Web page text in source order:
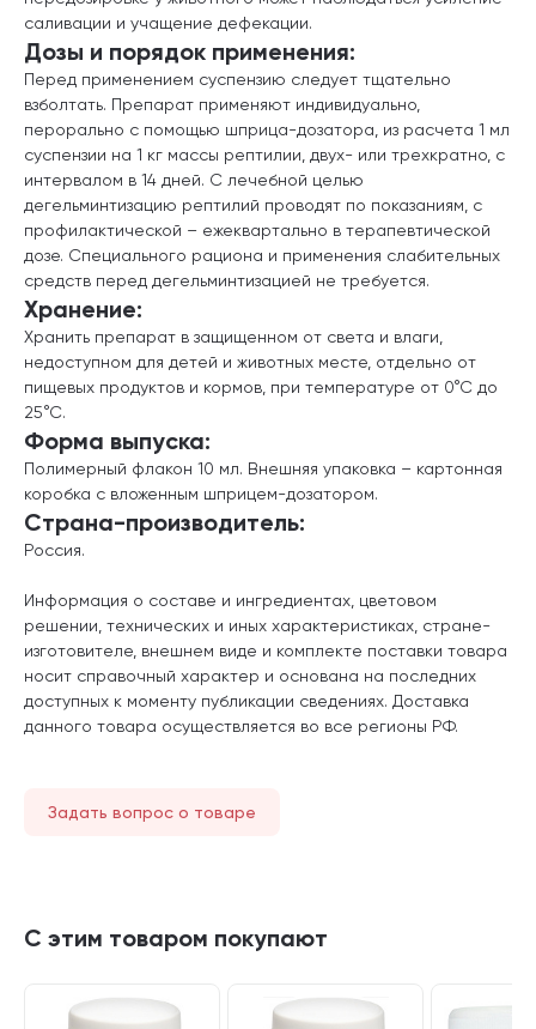
саливации и учащение дефекации.
Дозы и порядок применения:
Перед применением суспензию следует тщательно
взболтать. Препарат применяют индивидуально,
перорально с помощью шприца-дозатора, из расчета 1 мл
суспензии на 1 кг массы рептилии, двух- или трехкратно, с
интервалом в 14 дней. С лечебной целью
дегельминтизацию рептилий проводят по показаниям, с
профилактической – ежеквартально в терапевтической
дозе. Специального рациона и применения слабительных
средств перед дегельминтизацией не требуется.
Хранение:
Хранить препарат в защищенном от света и влаги,
недоступном для детей и животных месте, отдельно от
пищевых продуктов и кормов, при температуре от 0°С до
25°С.
Форма выпуска:
Полимерный флакон 10 мл. Внешняя упаковка – картонная
коробка с вложенным шприцем-дозатором.
Страна-производитель:
Россия.
Информация о составе и ингредиентах, цветовом
решении, технических и иных характеристиках, стране-
изготовителе, внешнем виде и комплекте поставки товара
носит справочный характер и основана на последних
доступных к моменту публикации сведениях. Доставка
данного товара осуществляется во все регионы РФ.
Задать вопрос о товаре
С этим товаром покупают